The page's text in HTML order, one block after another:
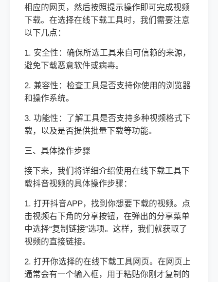
相应的网页，然后按照提示操作即可完成视频
下载。在选择在线下载工具时，我们需要注意
以下几点：
1. 安全性：确保所选工具来自可信赖的来源，
避免下载恶意软件或病毒。
2. 兼容性：检查工具是否支持你使用的浏览器
和操作系统。
3. 功能性：了解工具是否支持多种视频格式下
载，以及是否提供批量下载等功能。
三、具体操作步骤
接下来，我们将详细介绍使用在线下载工具下
载抖音视频的具体操作步骤：
1. 打开抖音APP，找到你想要下载的视频。点
击视频右下角的分享按钮，在弹出的分享菜单
中选择“复制链接”选项。这样，我们就获取了
视频的直接链接。
2. 打开你选择的在线下载工具网页。在网页上
通常会有一个输入框，用于粘贴你刚才复制的